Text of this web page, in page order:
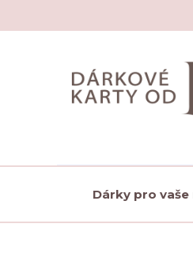
Dárky pro